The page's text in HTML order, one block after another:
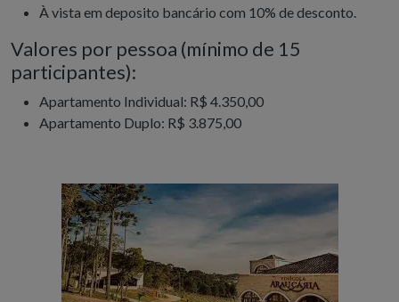
À vista em deposito bancário com 10% de desconto.
Valores por pessoa (mínimo de 15
participantes):
Apartamento Individual: R$ 4.350,00
Apartamento Duplo: R$ 3.875,00